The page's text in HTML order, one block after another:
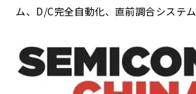
ム、D/C完全自動化、直前調合システム